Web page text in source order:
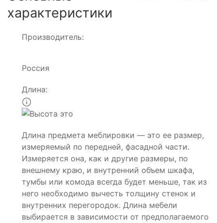
характеристики
Производитель:
Россия
Длина:
Длина предмета меблировки — это ее размер,
измеряемый по передней, фасадной части.
Измеряется она, как и другие размеры, по
внешнему краю, и внутренний объем шкафа,
тумбы или комода всегда будет меньше, так из
него необходимо вычесть толщину стенок и
внутренних перегородок. Длина мебели
выбирается в зависимости от предполагаемого